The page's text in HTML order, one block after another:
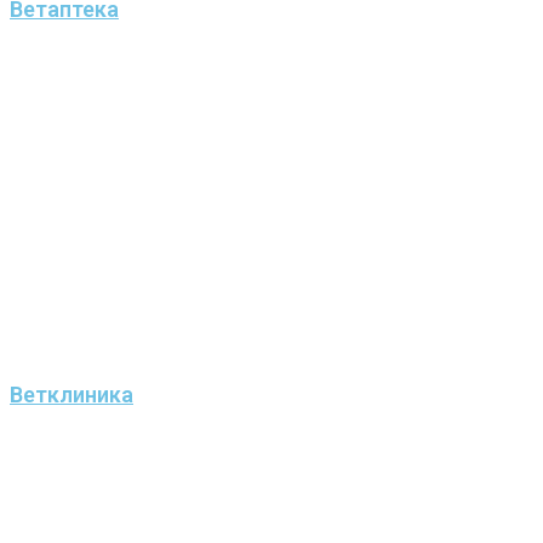
Ветаптека
Ветклиника